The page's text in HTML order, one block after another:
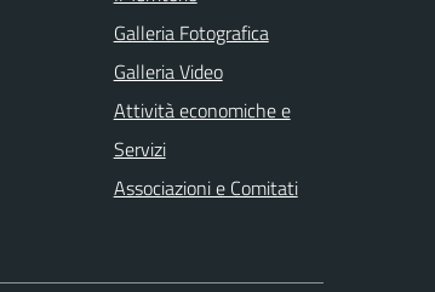
Galleria Fotografica
Galleria Video
Attività economiche e
Servizi
Associazioni e Comitati